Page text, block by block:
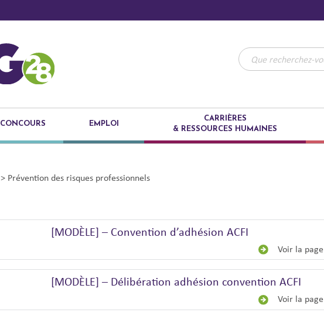
CONCOURS EMPLOI
CARRIÈRES
& RESSOURCES HUMAINES
> Prévention des risques professionnels
[MODÈLE] – Convention d’adhésion ACFI
Voir la page
[MODÈLE] – Délibération adhésion convention ACFI
Voir la page